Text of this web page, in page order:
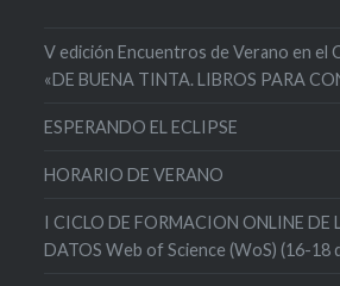
V edición Encuentros de Verano en el
«DE BUENA TINTA. LIBROS PARA
ESPERANDO EL ECLIPSE
HORARIO DE VERANO
I CICLO DE FORMACION ONLINE DE
DATOS Web of Science (WoS) (16-18